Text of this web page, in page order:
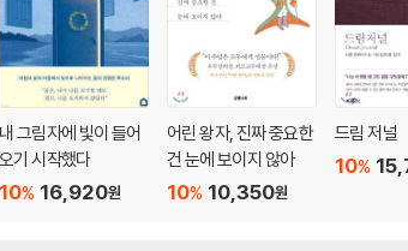
내 그림자에 빛이 들어
오기 시작했다
16,920원
10%
어린 왕자, 진짜 중요한
건 눈에 보이지 않아
10,350원
10%
드림 저널
10%